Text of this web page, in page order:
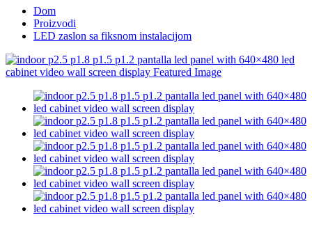
Dom
Proizvodi
LED zaslon sa fiksnom instalacijom